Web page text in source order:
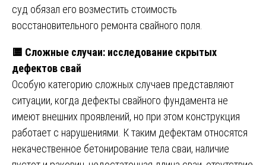
суд обязал его возместить стоимость
восстановительного ремонта свайного поля.
🟨 Сложные случаи: исследование скрытых
дефектов свай
Особую категорию сложных случаев представляют
ситуации, когда дефекты свайного фундамента не
имеют внешних проявлений, но при этом конструкция
работает с нарушениями. К таким дефектам относятся
некачественное бетонирование тела сваи, наличие